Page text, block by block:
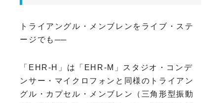
トライアングル・メンブレンをライブ・ステ
ージでも──
「EHR-H」は「EHR-M」スタジオ・コンデ
ンサー・マイクロフォンと同様のトライアン
グル・カプセル・メンブレン（三角形型振動